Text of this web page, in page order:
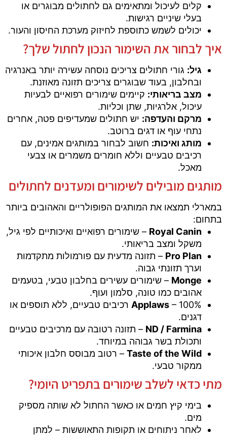
קלים לעיכול ומתאימים גם לחתולים מבוגרים או
בעלי שיניים רגישות.
יכולים לשמש כתוספת לחיזוק מערכת החיסון והעור.
איך לבחור את השימור הנכון לחתול שלך?
גיל: גורי חתולים צריכים נוסחה עשירה יותר באנרגיה
ובחלבון, בעוד שבוגרים צריכים תזונה מאוזנת.
מצב בריאותי: קיימים שימורים רפואיים לבעיות
עיכול, אלרגיות, שתן וכליות.
מרקם והעדפה: יש חתולים שמעדיפים פטה, אחרים
נתחי עוף או דגים ברוטב.
מותג ואיכות: חשוב לבחור במותגים אמינים, עם
רכיבים טבעיים וללא חומרים משמרים או צבעי
מאכל.
מותגים מובילים לשימורים ומעדנים לחתולים
במארלי תמצאו את המותגים הפופולריים והאהובים ביותר
בתחום:
Royal Canin – שימורים רפואיים ואיכותיים לפי גיל,
משקל ומצב בריאותי.
Pro Plan – תזונה מדעית עם פורמולות מתקדמות
וערך תזונתי גבוה.
Monge – שימורים עשירים בחלבון טבעי, בטעמים
אהובים כמו טונה, סלמון ועוף.
Applaws – 100% רכיבים טבעיים, ללא תוספים או
דגנים.
ND / Farmina – תזונה רטובה עם מרכיבים טבעיים
ותכולת בשר גבוהה במיוחד.
Taste of the Wild – רטוב מבוסס חלבון איכותי
ממקור טבעי.
מתי כדאי לשלב שימורים בתפריט היומי?
בימי קיץ חמים או כאשר החתול לא שותה מספיק
מים.
לאחר ניתוחים או תקופות התאוששות – למתן